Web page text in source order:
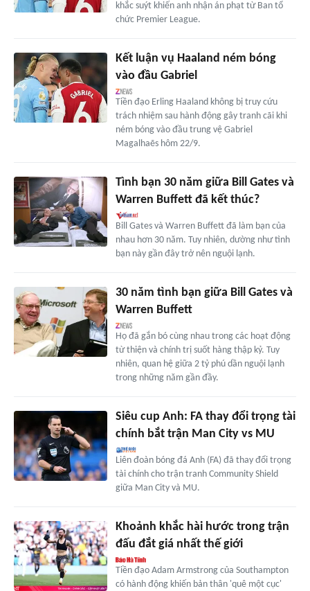
khắc suýt khiến anh nhận án phạt từ Ban tổ
chức Premier League.
Kết luận vụ Haaland ném bóng
vào đầu Gabriel
Tiền đạo Erling Haaland không bị truy cứu
trách nhiệm sau hành động gây tranh cãi khi
ném bóng vào đầu trung vệ Gabriel
Magalhaẽs hôm 22/9.
Tình bạn 30 năm giữa Bill Gates và
Warren Buffett đã kết thúc?
Bill Gates và Warren Buffett đã làm bạn của
nhau hơn 30 năm. Tuy nhiên, dường như tình
bạn này gần đây trở nên nguội lạnh.
30 năm tình bạn giữa Bill Gates và
Warren Buffett
Họ đã gắn bó cùng nhau trong các hoạt động
từ thiện và chính trị suốt hàng thập kỷ. Tuy
nhiên, quan hệ giữa 2 tỷ phú dần nguội lạnh
trong những năm gần đầy.
Siêu cup Anh: FA thay đổi trọng tài
chính bắt trận Man City vs MU
Liên đoàn bóng đá Anh (FA) đã thay đổi trọng
tài chính cho trận tranh Community Shield
giữa Man City và MU.
Khoảnh khắc hài hước trong trận
đấu đắt giá nhất thế giới
Tiền đạo Adam Armstrong của Southampton
có hành động khiến bản thân 'quê một cục'